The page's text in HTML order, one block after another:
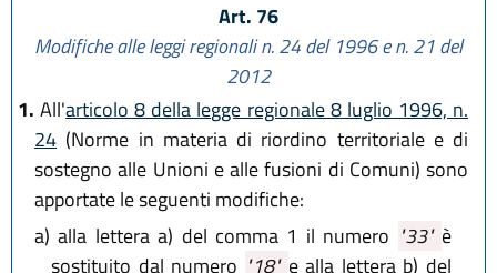
Art. 76
Modifiche alle leggi regionali n. 24 del 1996 e n. 21 del
2012
1. All'articolo 8 della legge regionale 8 luglio 1996, n.
24 (Norme in materia di riordino territoriale e di
sostegno alle Unioni e alle fusioni di Comuni) sono
apportate le seguenti modifiche:
a) alla lettera a) del comma 1 il numero "33" è
sostituito dal numero "18" e alla lettera b) del